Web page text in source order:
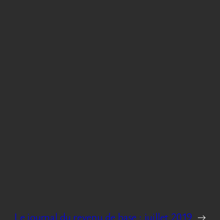
Le journal du revenu de base : juillet 2019 →